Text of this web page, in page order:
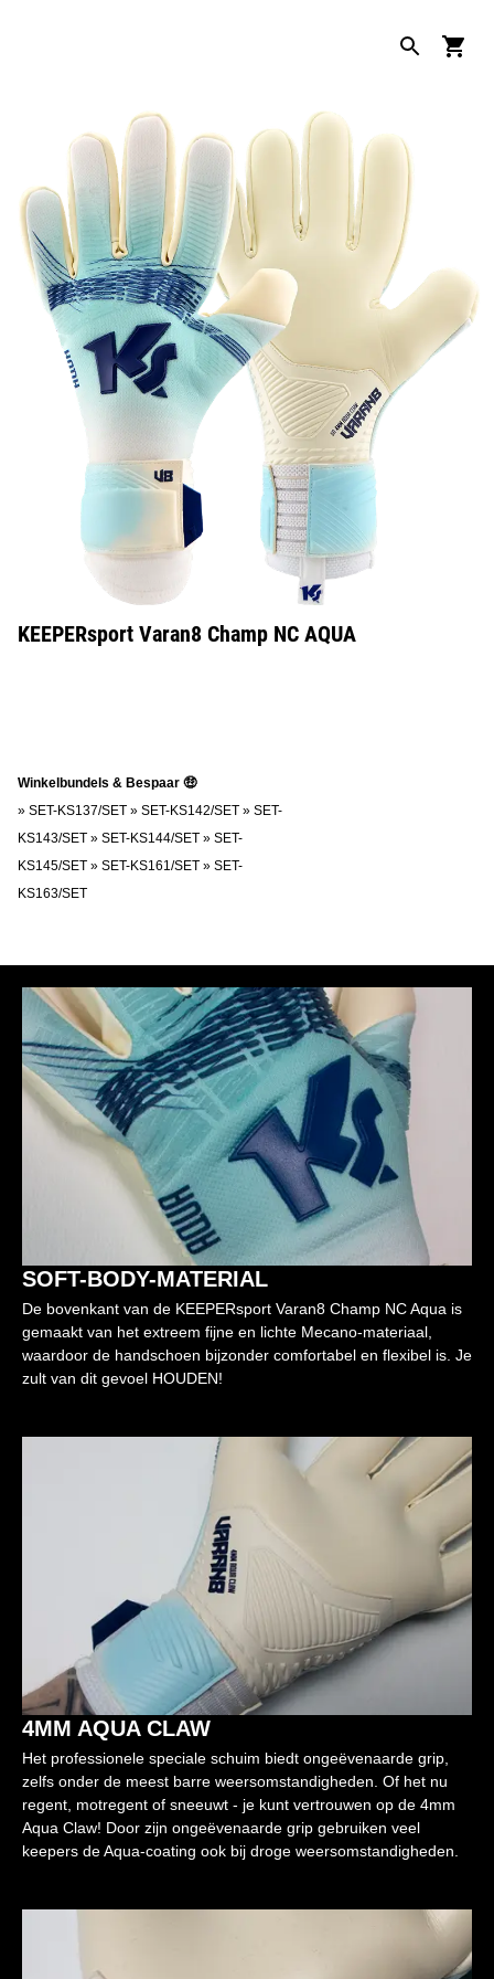
KEEPERsport Varan8 Champ NC AQUA
Winkelbundels & Bespaar 🤑
» SET-KS137/SET » SET-KS142/SET » SET-
KS143/SET » SET-KS144/SET » SET-
KS145/SET » SET-KS161/SET » SET-
KS163/SET
SOFT-BODY-MATERIAL
De bovenkant van de KEEPERsport Varan8 Champ NC Aqua is
gemaakt van het extreem fijne en lichte Mecano-materiaal,
waardoor de handschoen bijzonder comfortabel en flexibel is. Je
zult van dit gevoel HOUDEN!
4MM AQUA CLAW
Het professionele speciale schuim biedt ongeëvenaarde grip,
zelfs onder de meest barre weersomstandigheden. Of het nu
regent, motregent of sneeuwt - je kunt vertrouwen op de 4mm
Aqua Claw! Door zijn ongeëvenaarde grip gebruiken veel
keepers de Aqua-coating ook bij droge weersomstandigheden.